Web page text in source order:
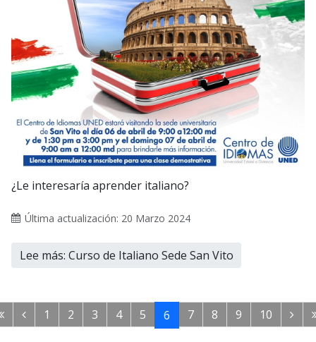
¿Le interesaría aprender italiano?
Última actualización: 20 Marzo 2024
Lee más: Curso de Italiano Sede San Vito
1 2 3 4 5 6 7 8 9 10